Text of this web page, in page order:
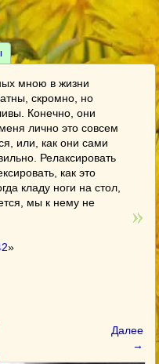
мною в жизни
скромно, но
Конечно, они
лично это совсем
или, как они сами
Релаксировать
как это
кладу ноги на стол,
мы к нему не
»
Далее
→